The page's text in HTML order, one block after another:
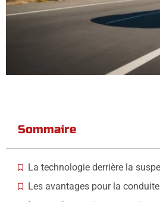
Sommaire
La technologie derrière la
Les avantages pour la conduite